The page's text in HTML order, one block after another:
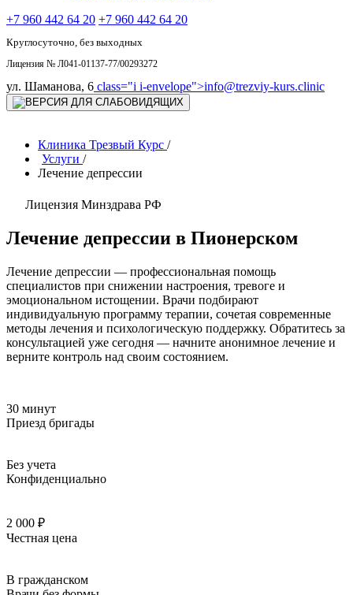
+7 960 442 64 20 +7 960 442 64 20
Круглосуточно, без выходных
Лицензия № Л041-01137-77/00293272
ул. Шаманова, 6 class="i i-envelope">info@trezviy-kurs.clinic
Клиника Трезвый Курс /
Услуги /
Лечение депрессии
Лицензия Минздрава РФ
Лечение депрессии в Пионерском
Лечение депрессии — профессиональная помощь
специалистов при снижении настроения, тревоге и
эмоциональном истощении. Врачи подбирают
индивидуальную программу терапии, сочетая современные
методы лечения и психологическую поддержку. Обратитесь за
консультацией уже сегодня — начните анонимное лечение и
верните контроль над своим состоянием.
30 минут
Приезд бригады
Без учета
Конфиденциально
2 000 ₽
Честная цена
В гражданском